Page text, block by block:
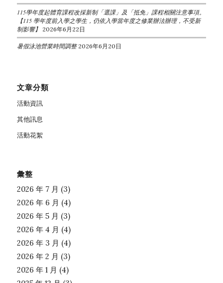
115學年度起體育課程改採新制「選課」及「抵免」課程相關注意事項。
【115 學年度前入學之學生，仍依入學當年度之修業辦法辦理，不受新
制影響】 2026年6月22日
暑假泳池營業時間調整 2026年6月20日
文章分類
活動資訊
其他訊息
活動花絮
彙整
2026 年 7 月 (3)
2026 年 6 月 (4)
2026 年 5 月 (3)
2026 年 4 月 (4)
2026 年 3 月 (4)
2026 年 2 月 (3)
2026 年 1 月 (4)